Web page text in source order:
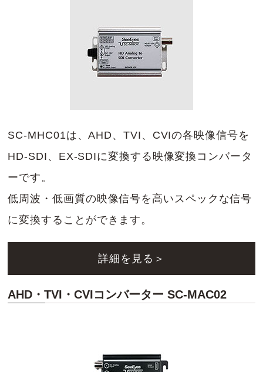
SC-MHC01は、AHD、TVI、CVIの各映像信号を
HD-SDI、EX-SDIに変換する映像変換コンバータ
ーです。
低周波・低画質の映像信号を高いスペックな信号
に変換することができます。
詳細を見る＞
AHD・TVI・CVIコンバーター SC-MAC02